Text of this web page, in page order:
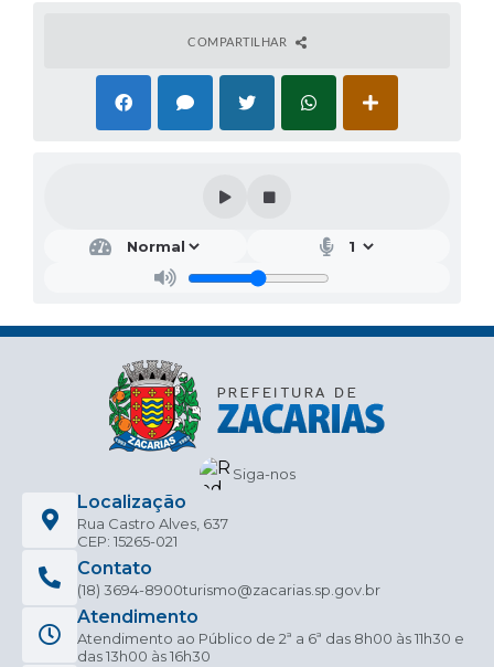
COMPARTILHAR
Siga-nos
Localização
Rua Castro Alves, 637
CEP: 15265-021
Contato
(18) 3694-8900turismo@zacarias.sp.gov.br
Atendimento
Atendimento ao Público de 2ª a 6ª das 8h00 às 11h30 e
das 13h00 às 16h30